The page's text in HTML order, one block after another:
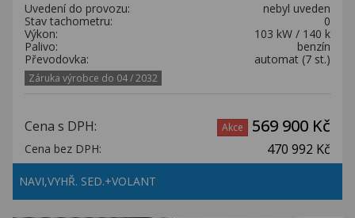
Uvedení do provozu:
nebyl uveden
Stav tachometru:
0
Výkon:
103 kW / 140 k
Palivo:
benzín
Převodovka:
automat (7 st.)
Záruka výrobce do 04 / 2032
Cena s DPH: Akce 569 900 Kč
Cena bez DPH: 470 992 Kč
NAVI,VYHŘ. SED.+VOLANT